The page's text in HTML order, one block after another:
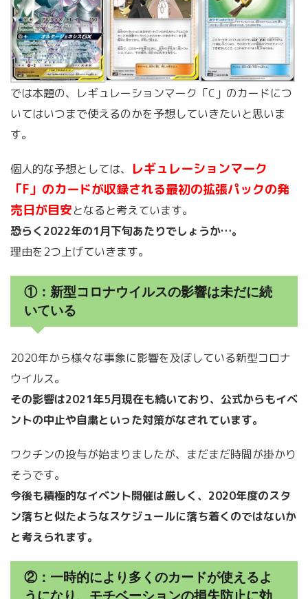
では本題の、レギュレーションマーク「C」のカードにつ
いてはいつまで使えるのかを予想していきたいと思いま
す。
個人的な予想としては、
レギュレーションマーク
「F」のカードが収録される最初の拡張パックの発
売日が目安となると考えています。
恐らく2022年の1月下旬あたりでしょうか…。
理由を2つ上げていきます。
①：新型コロナウイルスの影響は未だに続
いている
2020年から様々な事象に影響を及ぼしている新型コロナ
ウイルス。
その影響は2021年5月現在も続いており、公式からもイベ
ントの中止や自粛といった対策がなされています。
ワクチンの投与が始まりましたが、まだまだ時間が掛かり
そうです。
今後も積極的なイベント開催は厳しく、2020年度のスタ
ン落ちと似たようなスケジュールに落ち着くのではないか
と考えられます。
②：一時的により多くのカードが使えるよ
うになり、モチベーションの損失防止に効